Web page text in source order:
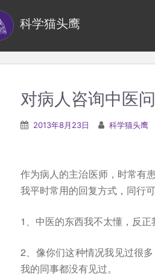
科学猫头鹰
对病人咨询中医
2013年8月23日 科学猫头鹰
作为病人的主治医师，时常有
我平时常用的回复方式，同行可
1、中医的东西我不太懂，反正
2、像你们这种情况我见过很
我的同事都没有见过。